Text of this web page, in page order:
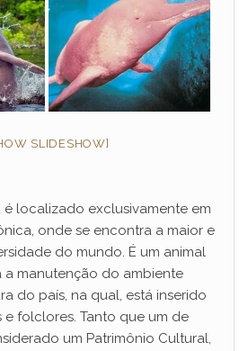
SLIDESHOW]
localizado exclusivamente em
onde se encontra a maior e
do mundo. É um animal
manutenção do ambiente
do país, na qual, está inserido
e folclores. Tanto que um de
um Patrimônio Cultural,